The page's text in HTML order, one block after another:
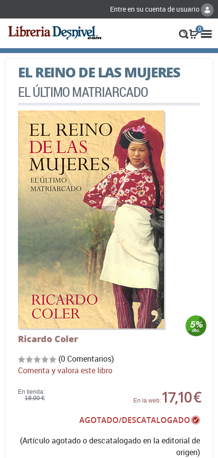
Entre en su cuenta de usuario
0
EL REINO DE LAS MUJERES
EL ÚLTIMO MATRIARCADO
Ricardo Coler
(0 Comentarios)
Comenta y valora este libro
En tienda:
18,00 €
En la web:17,10 €
AGOTADO/DESCATALOGADO
(Artículo agotado o descatalogado en la editorial de
origen)